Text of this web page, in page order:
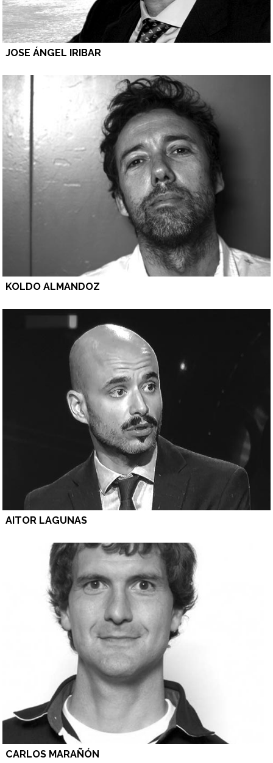
JOSE ÁNGEL IRIBAR
KOLDO ALMANDOZ
AITOR LAGUNAS
CARLOS MARAÑÓN